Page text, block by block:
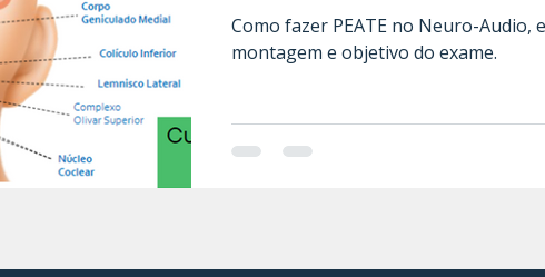
Como fazer PEATE no Neuro-Audio,
montagem e objetivo do exame.